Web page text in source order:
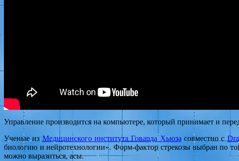
Управление производится на компьютере, который принимает и
Ученые из Медицинского института Говарда Хьюза совместно с
биологию и нейротехнологии». Форм-фактор стрекозы выбран по
можно выразиться, асы.